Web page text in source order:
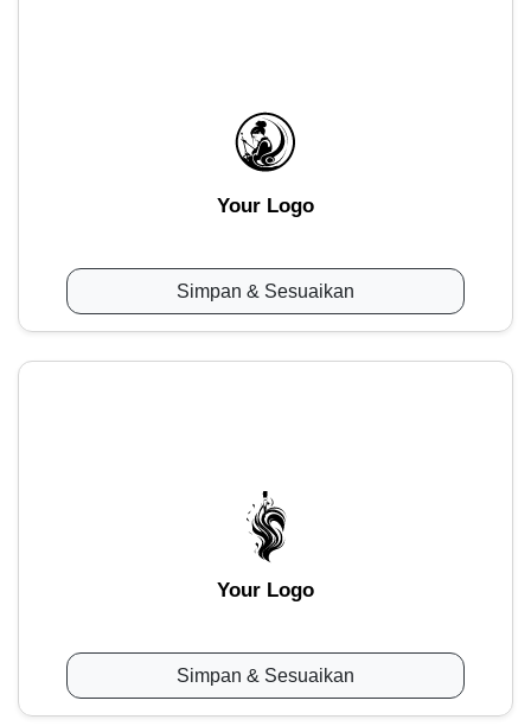
Your Logo
Simpan & Sesuaikan
Your Logo
Simpan & Sesuaikan